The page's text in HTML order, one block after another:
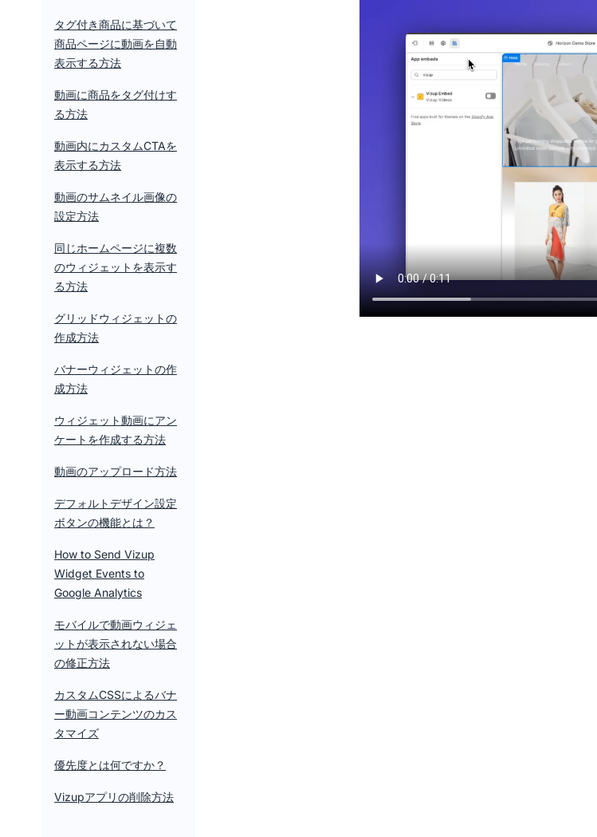
タグ付き商品に基づいて
商品ページに動画を自動
表示する方法
動画に商品をタグ付けす
る方法
動画内にカスタムCTAを
表示する方法
動画のサムネイル画像の
設定方法
同じホームページに複数
のウィジェットを表示す
る方法
グリッドウィジェットの
作成方法
バナーウィジェットの作
成方法
ウィジェット動画にアン
ケートを作成する方法
動画のアップロード方法
デフォルトデザイン設定
ボタンの機能とは？
How to Send Vizup
Widget Events to
Google Analytics
モバイルで動画ウィジェ
ットが表示されない場合
の修正方法
カスタムCSSによるバナ
ー動画コンテンツのカス
タマイズ
優先度とは何ですか？
Vizupアプリの削除方法